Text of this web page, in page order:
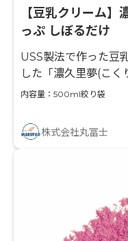
【豆乳クリーム
っぷ しぼるだけ
USS製法で作った豆
した「濃久里夢(こく
のまま使える商品です
内容量：500ml絞り袋
株式会社丸冨士